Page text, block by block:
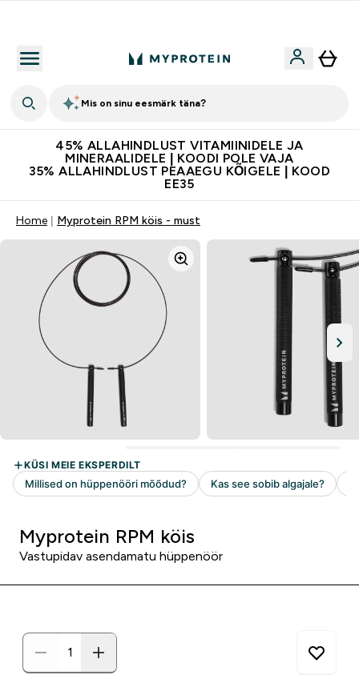
Mis on sinu eesmärk täna?
45% ALLAHINDLUST VITAMIINIDELE JA
MINERAALIDELE | KOODI POLE VAJA
35% ALLAHINDLUST PEAAEGU KÕIGELE | KOOD
EE35
Home Myprotein RPM köis - must
Myprotein RPM köis
Vastupidav asendamatu hüppenöör